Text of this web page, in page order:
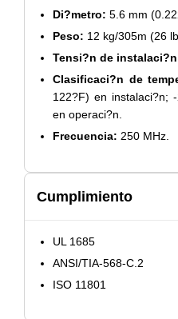
Di?metro: 5.6 mm
Peso: 12 kg/305m (26
Tensi?n de
Clasificaci?n de
122?F) en instalaci?n;
en operaci?n.
Frecuencia: 250 MHz.
Cumplimiento
UL 1685
ANSI/TIA-568-C.2
ISO 11801